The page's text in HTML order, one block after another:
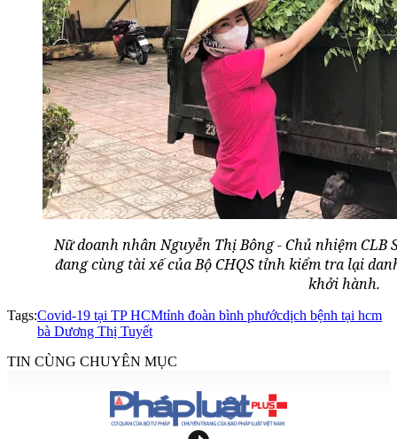
Nữ doanh nhân Nguyễn Thị Bông - Chủ nhiệm
đang cùng tài xế của Bộ CHQS tỉnh kiểm tra lại
khởi hành.
Tags:Covid-19 tại TP HCMtỉnh đoàn bình phướcdịch bệnh tại hcm
bà Dương Thị Tuyết
TIN CÙNG CHUYÊN MỤC